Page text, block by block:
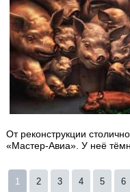
От реконструкции
«Мастер-Авиа». У неё
Страницы
1 2 3 4 5 6